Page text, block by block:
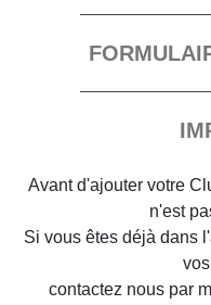
Avant d'ajouter votre
n'est
Si vous êtes déjà dans
contactez nous par